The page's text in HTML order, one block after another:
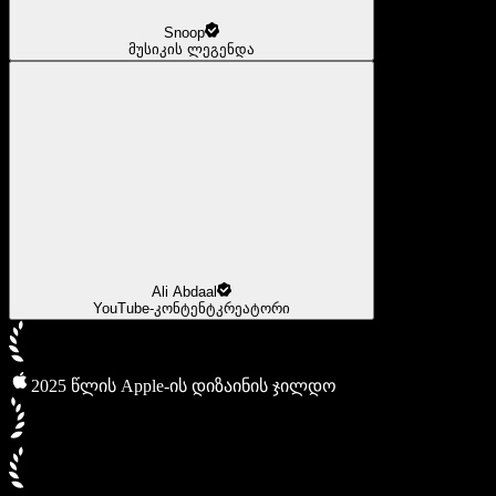
Snoop
მუსიკის ლეგენდა
Ali Abdaal
YouTube-კონტენტკრეატორი
2025 წლის Apple-ის დიზაინის ჯილდო